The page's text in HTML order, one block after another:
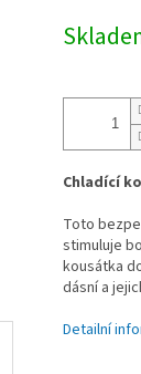
cena:
Chladící
Toto
stimuluje
kousátka
dásní a
Detailní